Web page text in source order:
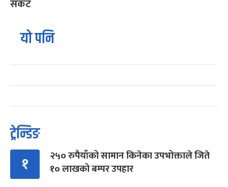
संकट
यो पनि
ट्रेन्डिङ
१
२५० रुपैयाँको सामान किनेका उपभोक्ताले जिते
१० लाखको बम्पर उपहार